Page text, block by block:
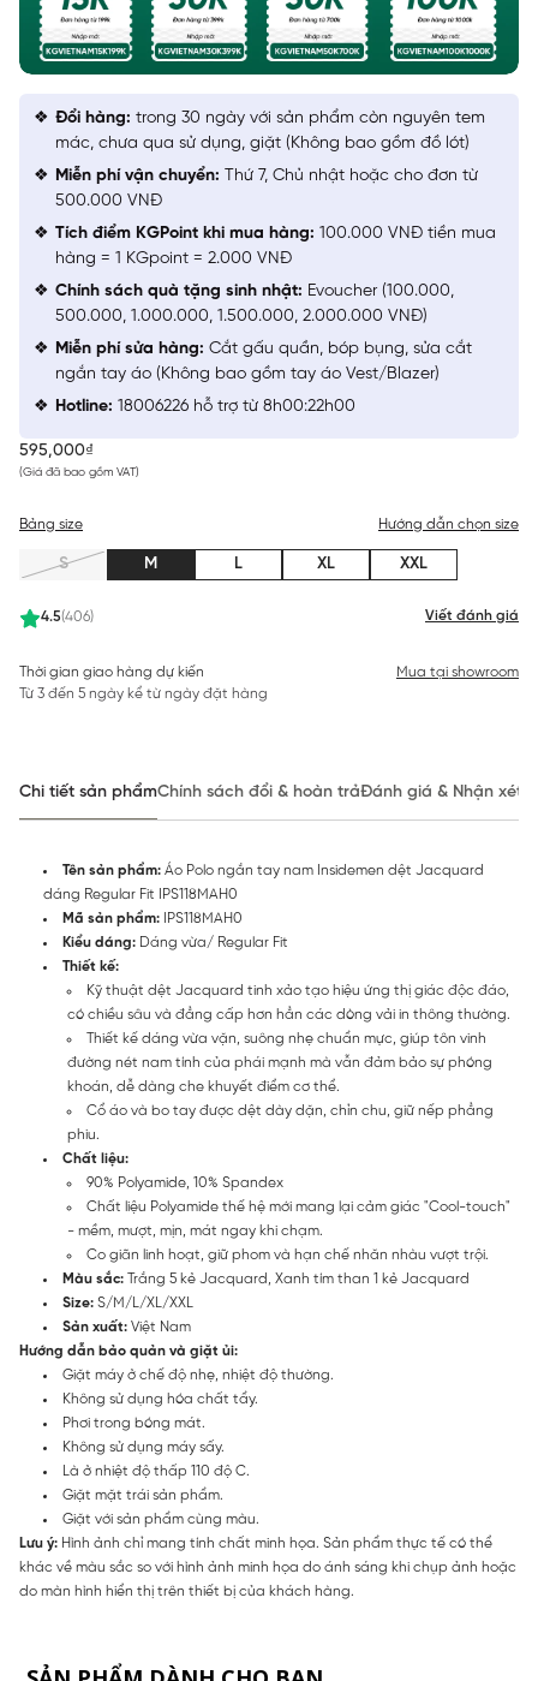
595,000₫
(Giá đã bao gồm VAT)
4.5(406) Viết đánh giá
Bảng size Hướng dẫn chọn size
S M L XL XXL
Thời gian giao hàng dự kiến
Từ 3 đến 5 ngày kể từ ngày đặt hàng
Mua tại showroom
Đổi hàng: trong 30 ngày với sản phẩm còn nguyên tem
mác, chưa qua sử dụng, giặt (Không bao gồm đồ lót)
Miễn phí vận chuyển: Thứ 7, Chủ nhật hoặc cho đơn từ
500.000 VNĐ
Tích điểm KGPoint khi mua hàng: 100.000 VNĐ tiền mua
hàng = 1 KGpoint = 2.000 VNĐ
Chính sách quà tặng sinh nhật: Evoucher (100.000,
500.000, 1.000.000, 1.500.000, 2.000.000 VNĐ)
Miễn phí sửa hàng: Cắt gấu quần, bóp bụng, sửa cắt
ngắn tay áo (Không bao gồm tay áo Vest/Blazer)
Hotline: 18006226 hỗ trợ từ 8h00:22h00
Chi tiết sản phẩmChính sách đổi & hoàn trảĐánh giá & Nhận xét
Tên sản phẩm: Áo Polo ngắn tay nam Insidemen dệt Jacquard
dáng Regular Fit IPS118MAH0
Mã sản phẩm: IPS118MAH0
Kiểu dáng: Dáng vừa/ Regular Fit
Thiết kế:
Kỹ thuật dệt Jacquard tinh xảo tạo hiệu ứng thị giác độc đáo,
có chiều sâu và đẳng cấp hơn hẳn các dòng vải in thông thường.
Thiết kế dáng vừa vặn, suông nhẹ chuẩn mực, giúp tôn vinh
đường nét nam tính của phái mạnh mà vẫn đảm bảo sự phóng
khoán, dễ dàng che khuyết điểm cơ thể.
Cổ áo và bo tay được dệt dày dặn, chỉn chu, giữ nếp phẳng
phiu.
Chất liệu:
90% Polyamide, 10% Spandex
Chất liệu Polyamide thế hệ mới mang lại cảm giác "Cool-touch"
- mềm, mượt, mịn, mát ngay khi chạm.
Co giãn linh hoạt, giữ phom và hạn chế nhăn nhàu vượt trội.
Màu sắc: Trắng 5 kẻ Jacquard, Xanh tím than 1 kẻ Jacquard
Size: S/M/L/XL/XXL
Sản xuất: Việt Nam
Hướng dẫn bảo quản và giặt ủi:
Giặt máy ở chế độ nhẹ, nhiệt độ thường.
Không sử dụng hóa chất tẩy.
Phơi trong bóng mát.
Không sử dụng máy sấy.
Là ở nhiệt độ thấp 110 độ C.
Giặt mặt trái sản phẩm.
Giặt với sản phẩm cùng màu.
Lưu ý: Hình ảnh chỉ mang tính chất minh họa. Sản phẩm thực tế có thể
khác về màu sắc so với hình ảnh minh họa do ánh sáng khi chụp ảnh hoặc
do màn hình hiển thị trên thiết bị của khách hàng.